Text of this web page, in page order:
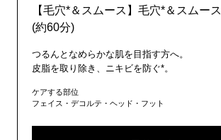
【毛穴*＆スムース】毛穴*＆スムース
(約60分)
つるんとなめらかな肌を目指す方へ。
皮脂を取り除き、ニキビを防ぐ*。
ケアする部位
フェイス・デコルテ・ヘッド・フット